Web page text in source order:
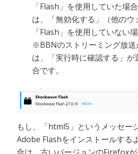
「Flash」を使用していた場
は、「無効化する」（他のウ
「Flash」を使用していない
※BBNのストリーミング放送
は、「実行時に確認する」が
合です。
もし、「html5」というメッセー
Adobe Flashをインストールする
合は、古いバージョンのFirefox